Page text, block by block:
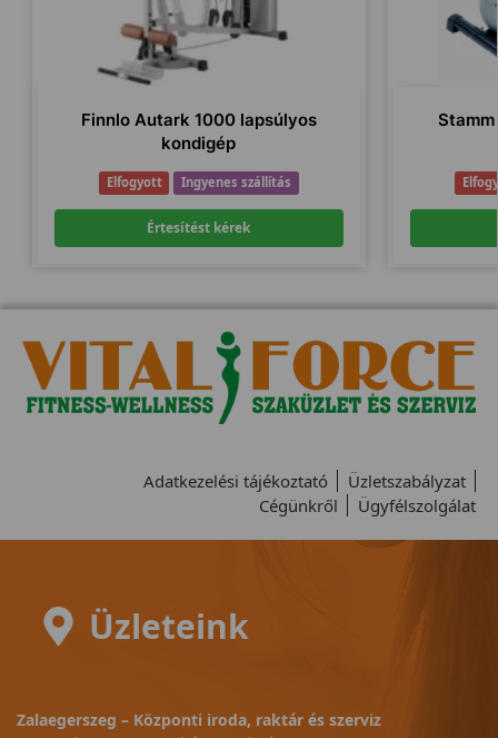
Finnlo Autark 1000 lapsúlyos
kondigép
Elfogyott Ingyenes szállítás
Értesítést kérek
Adatkezelési tájékoztató
Üzletszabályzat
Cégünkről
Ügyfélszolgálat
Üzleteink
Zalaegerszeg – Központi iroda, raktár és szerviz